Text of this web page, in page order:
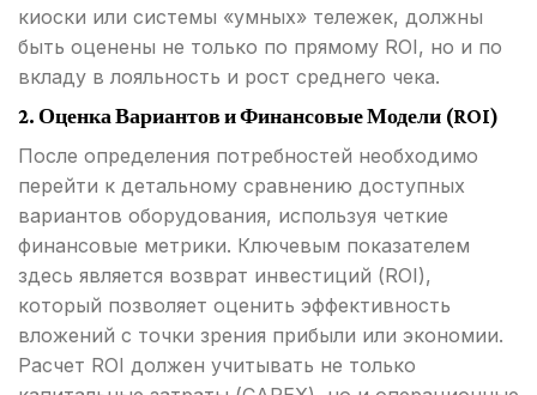
киоски или системы «умных» тележек, должны
быть оценены не только по прямому ROI, но и по
вкладу в лояльность и рост среднего чека.
2. Оценка Вариантов и Финансовые Модели (ROI)
После определения потребностей необходимо
перейти к детальному сравнению доступных
вариантов оборудования, используя четкие
финансовые метрики. Ключевым показателем
здесь является возврат инвестиций (ROI),
который позволяет оценить эффективность
вложений с точки зрения прибыли или экономии.
Расчет ROI должен учитывать не только